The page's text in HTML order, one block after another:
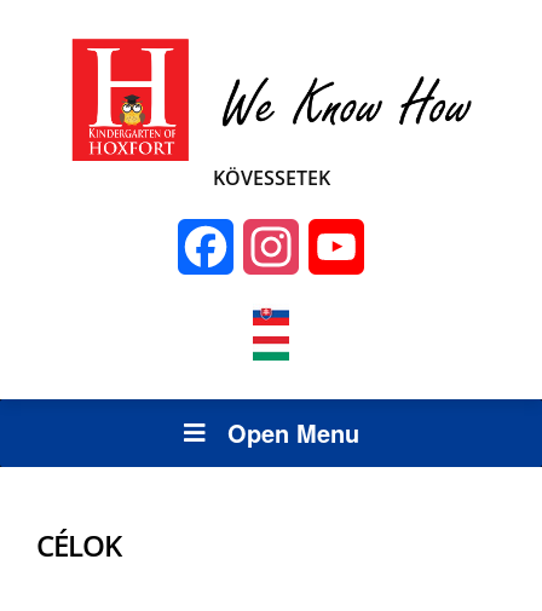
KÖVESSETEK
FacebookInstagram
Open Menu
CÉLOK